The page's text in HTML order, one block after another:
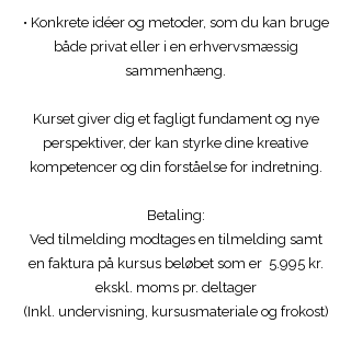
• Konkrete idéer og metoder, som du kan bruge
både privat eller i en erhvervsmæssig
sammenhæng.
Kurset giver dig et fagligt fundament og nye
perspektiver, der kan styrke dine kreative
kompetencer og din forståelse for indretning.
Betaling:
Ved tilmelding modtages en tilmelding samt
en faktura på kursus beløbet som er 5.995 kr.
ekskl. moms pr. deltager
(Inkl. undervisning, kursusmateriale og frokost)